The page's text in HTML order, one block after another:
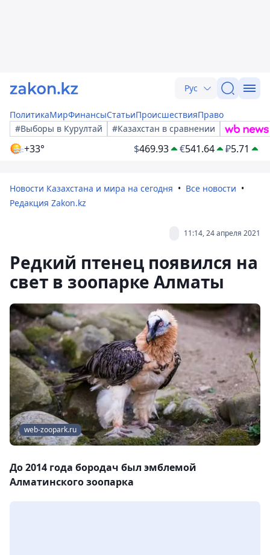
Рус
ПолитикаМирФинансыСтатьиПроисшествияПраво
#Выборы в Курултай
#Казахстан в сравнении
+33° $469.93 €541.64 ₽5.71
Новости Казахстана и мира на сегодня
Все новости
Редакция Zakon.kz
11:14, 24 апреля 2021
Редкий птенец появился на
свет в зоопарке Алматы
web-zoopark.ru
До 2014 года бородач был эмблемой
Алматинского зоопарка